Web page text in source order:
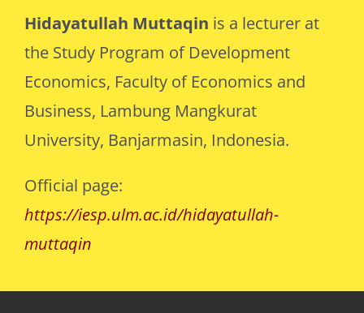
Hidayatullah Muttaqin is a lecturer at
the Study Program of Development
Economics, Faculty of Economics and
Business, Lambung Mangkurat
University, Banjarmasin, Indonesia.
Official page:
https://iesp.ulm.ac.id/hidayatullah-
muttaqin